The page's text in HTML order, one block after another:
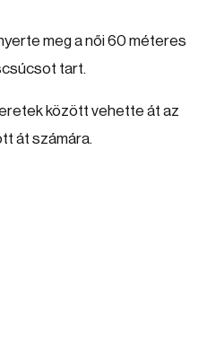
meg a női 60 méteres
tart.
között vehette át az
át számára.